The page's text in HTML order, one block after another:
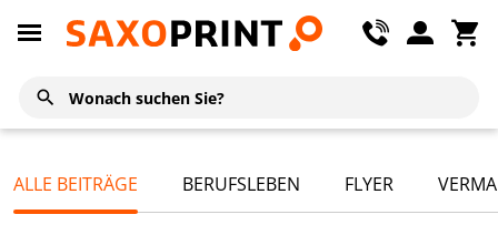
ALLE BEITRÄGE BERUFSLEBEN FLYER